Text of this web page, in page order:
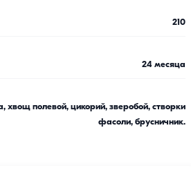
210
24 месяца
хвощ полевой, цикорий, зверобой, створки
фасоли, брусничник.